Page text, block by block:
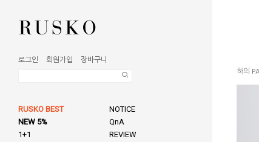
로그인 회원가입 장바구니
RUSKO BEST
NEW 5%
1+1
NOTICE
QnA
REVIEW
하의